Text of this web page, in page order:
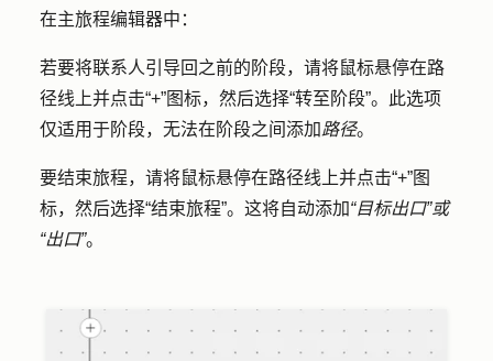
在主旅程编辑器中：
若要将联系人引导回之前的阶段，请将鼠标悬停在路
径线上并点击“+”图标，然后选择“转至阶段”。此选项
仅适用于阶段，无法在阶段之间添加路径。
要结束旅程，请将鼠标悬停在路径线上并点击“+”图
标，然后选择“结束旅程”。这将自动添加“目标出口”或
“出口”。